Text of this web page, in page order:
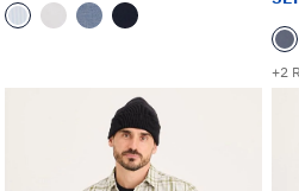
+2